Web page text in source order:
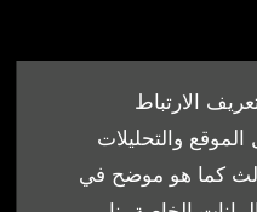
الارتباط
والتحليلات
كما هو موضح في